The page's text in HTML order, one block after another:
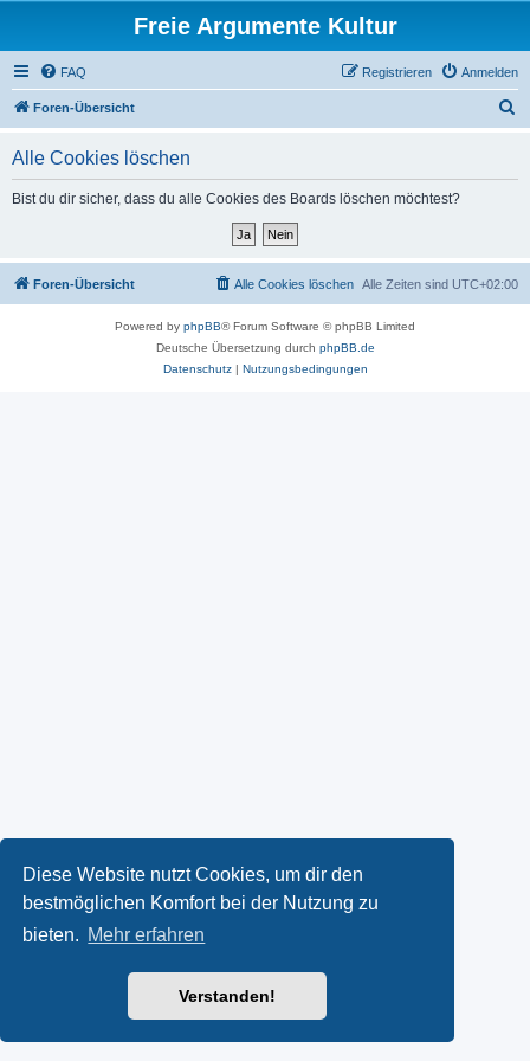
Diese Website nutzt Cookies, um dir den
bestmöglichen Komfort bei der Nutzung zu
bieten. Mehr erfahren
Verstanden!
Freie Argumente Kultur
FAQ Anmelden
Registrieren
Foren-Übersicht
Alle Cookies löschen
Bist du dir sicher, dass du alle Cookies des Boards löschen möchtest?
Foren-Übersicht Alle Zeiten sind UTC+02:00
Alle Cookies löschen
Powered by phpBB® Forum Software © phpBB Limited
Deutsche Übersetzung durch phpBB.de
Datenschutz| Nutzungsbedingungen